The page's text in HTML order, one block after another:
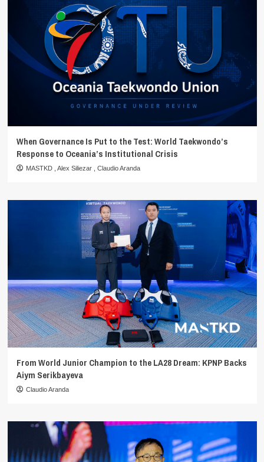
When Governance Is Put to the Test: World Taekwondo’s
Response to Oceania’s Institutional Crisis
MASTKD Alex Siliezar Claudio Aranda
From World Junior Champion to the LA28 Dream: KPNP Backs
Aiym Serikbayeva
Claudio Aranda